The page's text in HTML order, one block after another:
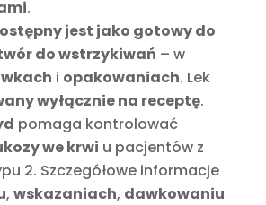
.
jest jako gotowy do
do wstrzykiwań – w
i opakowaniach. Lek
wyłącznie na receptę.
pomaga kontrolować
we krwi u pacjentów z
2. Szczegółowe informacje
, wskazaniach, dawkowaniu